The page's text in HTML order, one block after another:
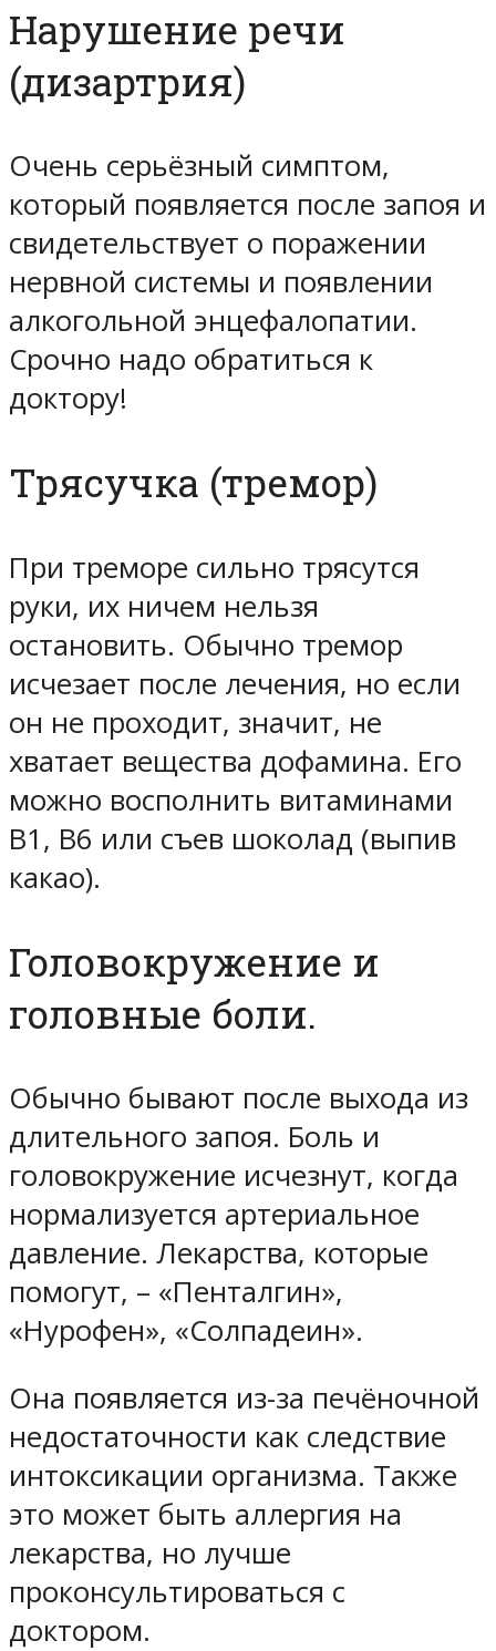
Нарушение речи
(дизартрия)
Очень серьёзный симптом,
который появляется после запоя и
свидетельствует о поражении
нервной системы и появлении
алкогольной энцефалопатии.
Срочно надо обратиться к
доктору!
Трясучка (тремор)
При треморе сильно трясутся
руки, их ничем нельзя
остановить. Обычно тремор
исчезает после лечения, но если
он не проходит, значит, не
хватает вещества дофамина. Его
можно восполнить витаминами
В1, В6 или съев шоколад (выпив
какао).
Головокружение и
головные боли.
Обычно бывают после выхода из
длительного запоя. Боль и
головокружение исчезнут, когда
нормализуется артериальное
давление. Лекарства, которые
помогут, – «Пенталгин»,
«Нурофен», «Солпадеин».
Она появляется из-за печёночной
недостаточности как следствие
интоксикации организма. Также
это может быть аллергия на
лекарства, но лучше
проконсультироваться с
доктором.